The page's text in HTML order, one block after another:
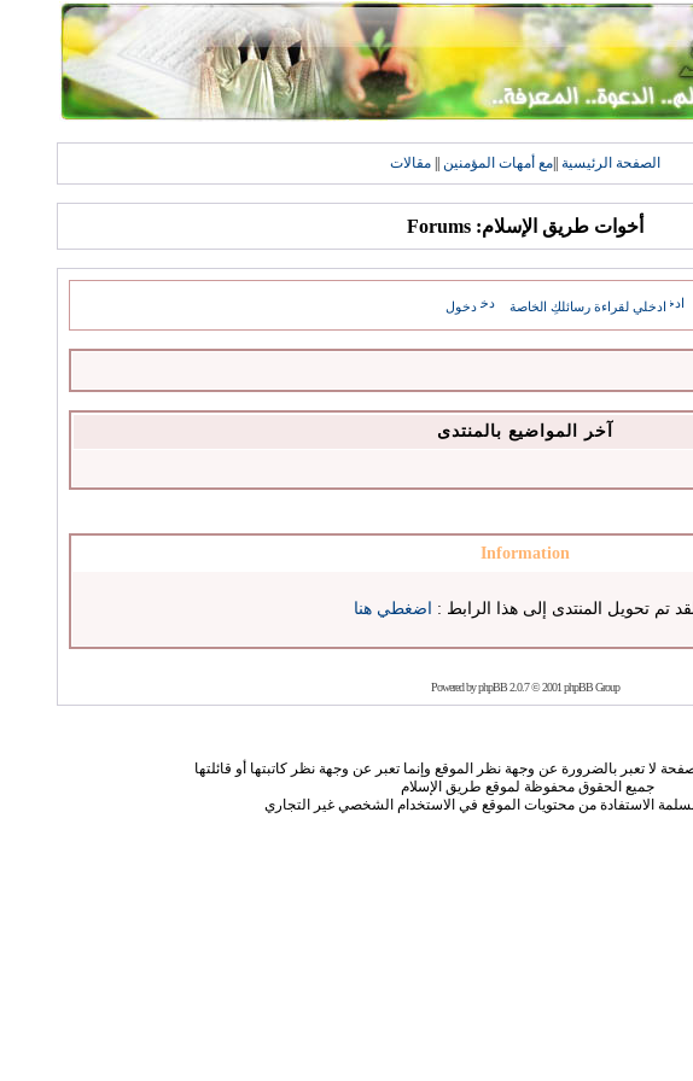
الصفحة الرئيسية مع أمهات المؤمنين مقالات
أخوات طريق الإسلام: Forums
ادخلي لقراءة رسائلكِ الخاصة دخول
آخر المواضيع بالمنتدى
Information
تم تحويل المنتدى إلى هذا الرابط : اضغطي هنا
Powered byphpBB2.0.7 © 2001 phpBB Group
لا تعبر بالضرورة عن وجهة نظر الموقع وإنما تعبر عن وجهة نظر كاتبتها أو قائلتها
جميع الحقوق محفوظة لموقع طريق الإسلام
الاستفادة من محتويات الموقع في الاستخدام الشخصي غير التجاري